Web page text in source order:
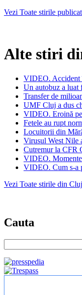
Vezi Toate stirile
Alte stiri
VIDEO. Accident
Un autobuz a luat
Transfer de
UMF Cluj a dus
VIDEO. Eroină
Fetele au rupt
Locuitorii din
Virusul West Nile
Cutremur la CFR
VIDEO.
VIDEO. Cum s-a
Vezi Toate stirile din Cluj
Cauta